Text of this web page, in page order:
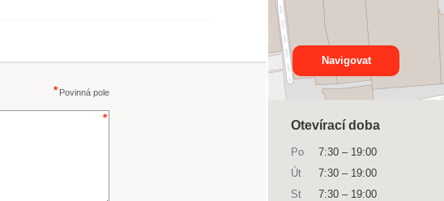
Povinná pole
Navigovat
Otevírací doba
Po 7:30 – 19:00
Út
7:30 – 19:00
St
7:30 – 19:00